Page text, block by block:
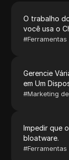
O trabalho
você usa o
#Ferramentas
Gerencie
em Um
#Marketing
Impedir que
bloatware.
#Ferramentas